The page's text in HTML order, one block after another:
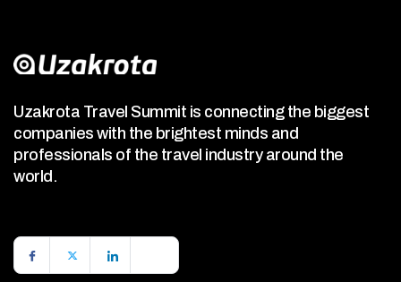
Uzakrota Travel Summit is connecting the biggest
companies with the brightest minds and
professionals of the travel industry around the
world.